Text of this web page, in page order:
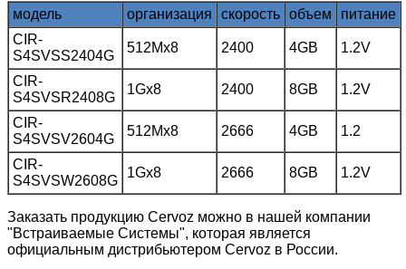
модель организация скорость объем
питание
CIR-
S4SVSS2404G
512Mx8 2400 4GB 1.2V
CIR-
S4SVSR2408G
1Gx8 2400 8GB 1.2V
CIR-
S4SVSV2604G
512Mx8 2666 4GB 1.2
CIR-
S4SVSW2608G
1Gx8 2666 8GB 1.2V
Заказать продукцию Cervoz можно в нашей компании
"Встраиваемые Системы", которая является
официальным дистрибьютером Cervoz в России.